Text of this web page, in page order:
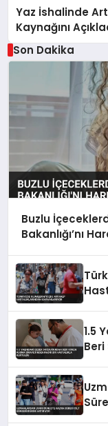
Yaz İshalinde
Kaynağını
Son Dakika
Buzlu
Bakanlığı’nı
1.5